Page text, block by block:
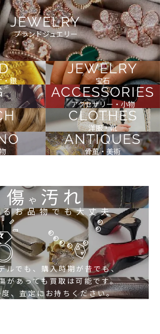
JEWELRY
ブランドジュエリー
・銀
JEWELRY
宝石
ACCESSORIES
アクセサリー・小物
CLOTHES
洋服・靴
ANTIQUES
骨董・美術
傷や 汚れ
るお品物でも大丈夫
ルでも、購入時期が昔でも、
があっても買取は可能です。
、査定にお持ちください。